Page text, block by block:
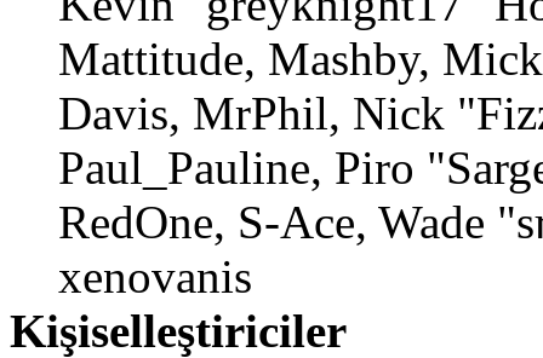
Mattitude, Mashby,
Davis, MrPhil, Nick
Paul_Pauline, Piro
RedOne, S-Ace, Wade
xenovanis
Kişiselleştiriciler